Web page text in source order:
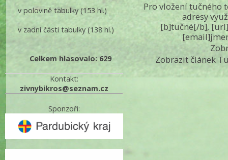
v polovině tabulky(153 hl.)
v zadní části tabulky (138 hl.)
Celkem hlasovalo: 629
Kontakt:
zivnybikros@seznam.cz
Sponzoři:
Pro vložení tučného
adresy
[b]tučné[/b],
Zobrazit článek